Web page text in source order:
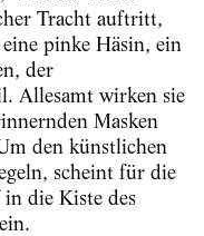
Tracht auftritt,
pinke Häsin, ein
der
Allesamt wirken sie
Masken
den künstlichen
scheint für die
die Kiste des